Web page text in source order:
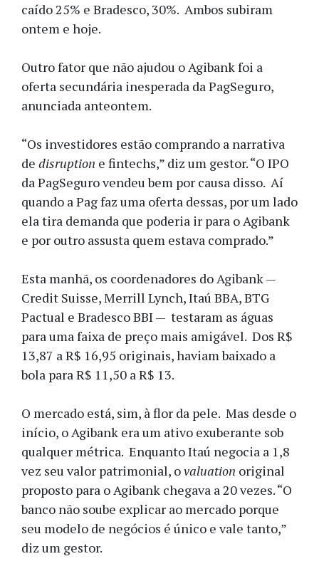
caído 25% e Bradesco, 30%. Ambos subiram
ontem e hoje.
Outro fator que não ajudou o Agibank foi a
oferta secundária inesperada da PagSeguro,
anunciada anteontem.
“Os investidores estão comprando a narrativa
de disruption e fintechs,” diz um gestor. “O IPO
da PagSeguro vendeu bem por causa disso. Aí
quando a Pag faz uma oferta dessas, por um lado
ela tira demanda que poderia ir para o Agibank
e por outro assusta quem estava comprado.”
Esta manhã, os coordenadores do Agibank —
Credit Suisse, Merrill Lynch, Itaú BBA, BTG
Pactual e Bradesco BBI — testaram as águas
para uma faixa de preço mais amigável. Dos R$
13,87 a R$ 16,95 originais, haviam baixado a
bola para R$ 11,50 a R$ 13.
O mercado está, sim, à flor da pele. Mas desde o
início, o Agibank era um ativo exuberante sob
qualquer métrica. Enquanto Itaú negocia a 1,8
vez seu valor patrimonial, ovaluation original
proposto para o Agibank chegava a 20 vezes. “O
banco não soube explicar ao mercado porque
seu modelo de negócios é único e vale tanto,”
diz um gestor.